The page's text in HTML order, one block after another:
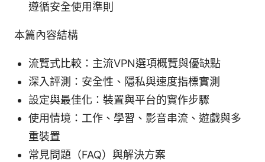
遵循安全使用準則
本篇內容結構
流覽式比較：主流VPN選項概覽與優缺點
深入評測：安全性、隱私與速度指標實測
設定與最佳化：裝置與平台的實作步驟
使用情境：工作、學習、影音串流、遊戲與多
重裝置
常見問題（FAQ）與解決方案